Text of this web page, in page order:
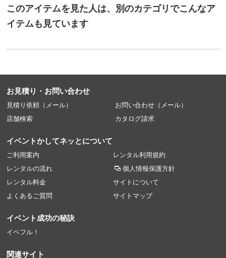
このアイテムを見た人は、別のカテゴリでこんなア
イテムも見ています
お見積り・お問い合わせ
見積り依頼（メール）
お問い合わせ（メール）
店舗検索
カタログ請求
イベントかしてネッとについて
ご利用案内
レンタルの流れ
レンタル料金
よくあるご質問
レンタル利用規約
個人情報保護方針
サイトについて
サイトマップ
イベント成功の秘訣
イベフル！
関連サイト